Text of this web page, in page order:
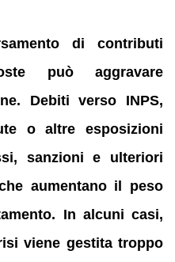
di contributi
può aggravare
Debiti verso INPS,
o altre esposizioni
sanzioni e ulteriori
aumentano il peso
In alcuni casi,
viene gestita troppo